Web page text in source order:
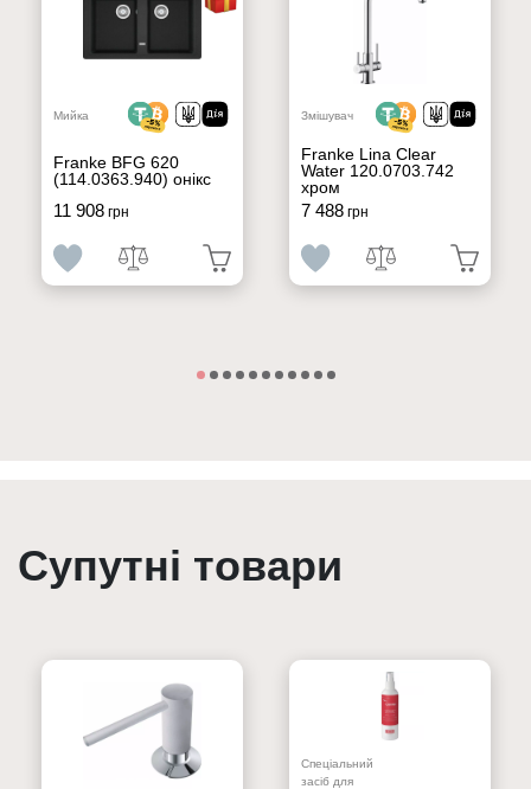
Мийка
Franke BFG 620
(114.0363.940) онікс
11 908грн
Змішувач
Franke Lina Clear
Water 120.0703.742
хром
7 488грн
Супутні товари
Спеціальний
засіб для